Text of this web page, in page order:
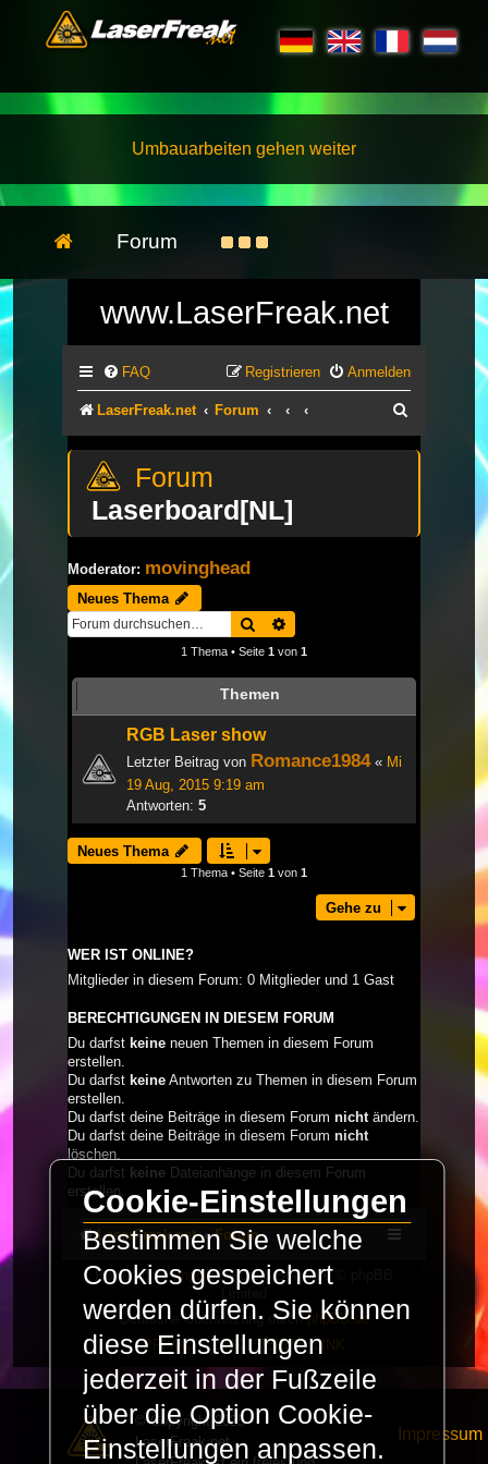
Umbauarbeiten gehen weiter
Forum
www.LaserFreak.net
FAQ Anmelden
Registrieren
LaserFreak.net Forum
Laserboard[NL]
Moderator: movinghead
Neues Thema
Suche
1 Thema • Seite 1 von 1
Themen
RGB Laser show
Letzter Beitrag von Romance1984« Mi
19 Aug, 2015 9:19 am
Antworten: 5
Neues Thema
1 Thema • Seite 1 von 1
Gehe zu
WER IST ONLINE?
Mitglieder in diesem Forum: 0 Mitglieder und 1 Gast
BERECHTIGUNGEN IN DIESEM FORUM
Du darfst keine neuen Themen in diesem Forum
erstellen.
Du darfst keine Antworten zu Themen in diesem Forum
erstellen.
Du darfst deine Beiträge in diesem Forum nichtändern.
Du darfst deine Beiträge in diesem Forum nicht
löschen.
Du darfst keine Dateianhänge in diesem Forum
erstellen.
LaserFreak.net Forum
Powered byphpBB® Forum Software © phpBB
Limited
Deutsche Übersetzung durchphpBB.de
PRIVACY_LINK
TERMS_LINK
© Copyright 2025 -
LaserFreak.net
Impressum
Cookie-Einstellungen
Bestimmen Sie welche
Cookies gespeichert
werden dürfen. Sie können
diese Einstellungen
jederzeit in der Fußzeile
über die Option Cookie-
Einstellungen anpassen.